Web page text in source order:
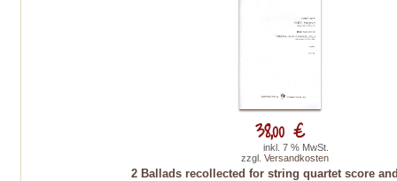
2 Ballads recollected for string quartet score
38,00 €
inkl. 7 % MwSt.
zzgl. Versandkosten